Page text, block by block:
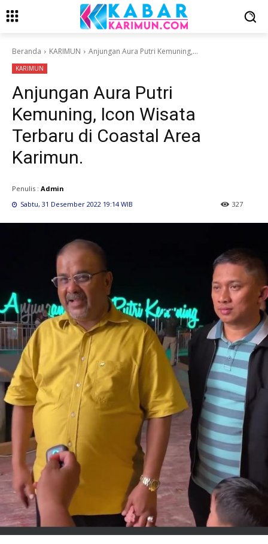
Beranda KARIMUN Anjungan Aura Putri Kemuning,...
KARIMUN
Anjungan Aura Putri
Kemuning, Icon Wisata
Terbaru di Coastal Area
Karimun.
Penulis : Admin
Sabtu, 31 Desember 2022 19:14 WIB
327